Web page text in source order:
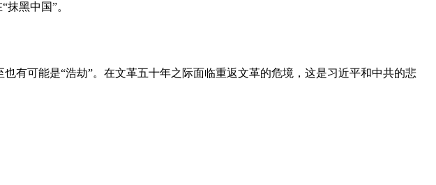
黑中国”。
有可能是“浩劫”。在文革五十年之际面临重返文革的危境，这是习近平和中共的悲